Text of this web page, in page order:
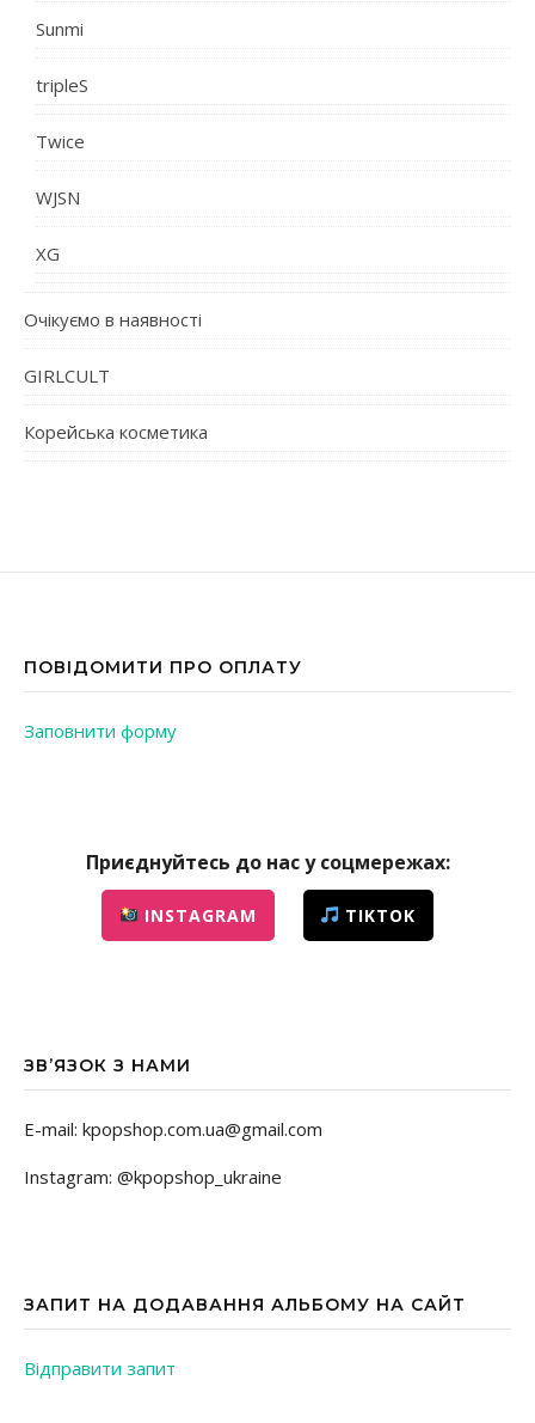
Sunmi
tripleS
Twice
WJSN
XG
Очікуємо в наявності
GIRLCULT
Корейська косметика
ПОВІДОМИТИ ПРО ОПЛАТУ
Заповнити форму
Приєднуйтесь до нас у соцмережах:
INSTAGRAM TIKTOK
ЗВ’ЯЗОК З НАМИ
E-mail: kpopshop.com.ua@gmail.com
Instagram: @kpopshop_ukraine
ЗАПИТ НА ДОДАВАННЯ АЛЬБОМУ НА САЙТ
Відправити запит